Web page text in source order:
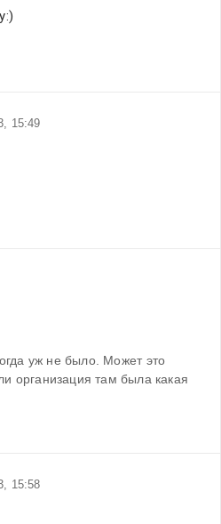
15:49
организация там была какая
15:58